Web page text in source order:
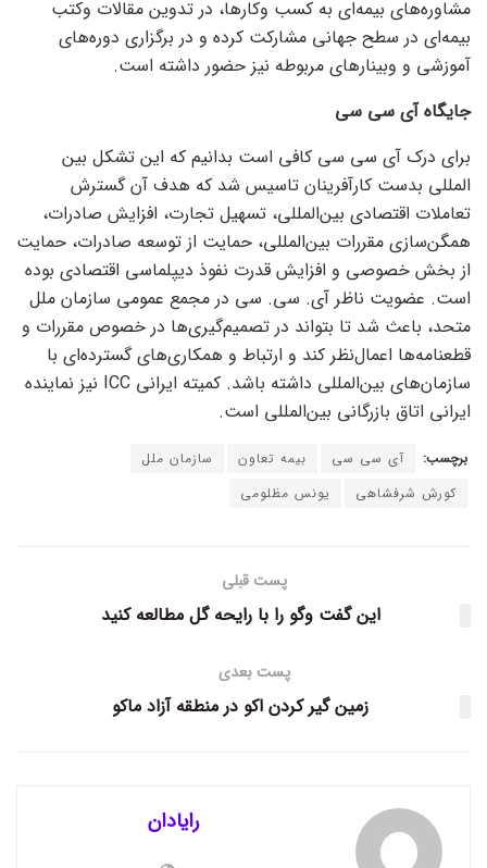
مشاوره‌های بیمه‌ای به کسب وکارها، در تدوین مقالات وکتب
بیمه‌ای در سطح جهانی مشارکت کرده و در برگزاری دوره‌های
آموزشی و وبینار‌های مربوطه نیز حضور داشته است.
جایگاه آی سی سی
برای درک آی سی سی کافی است بدانیم که این تشکل بین
المللی بدست کارآفرینان تاسیس شد که هدف آن گسترش
تعاملات اقتصادی بین‌المللی، تسهیل تجارت، افزایش صادرات،
همگن‌سازی مقررات بین‌المللی، حمایت از توسعه صادرات، حمایت
از بخش خصوصی و افزایش قدرت نفوذ دیپلماسی اقتصادی بوده
است. عضویت ناظر آی. سی. سی در مجمع عمومی سازمان ملل
متحد، باعث شد تا بتواند در تصمیم‌گیری‌ها در خصوص مقررات و
قطعنامه‌ها اعمال‌نظر کند و ارتباط و همکاری‌های گسترده‌ای با
سازمان‌های بین‌المللی داشته باشد. کمیته ایرانی ICC نیز نماینده
ایرانی اتاق بازرگانی بین‌المللی است.
برچسب: آی سی سی بیمه تعاون
سازمان ملل
کورش شرفشاهی
یونس مظلومی
پست قبلی
این گفت وگو را با رایحه گل مطالعه کنید
پست بعدی
زمین گیر کردن اکو در منطقه آزاد ماکو
رایادان